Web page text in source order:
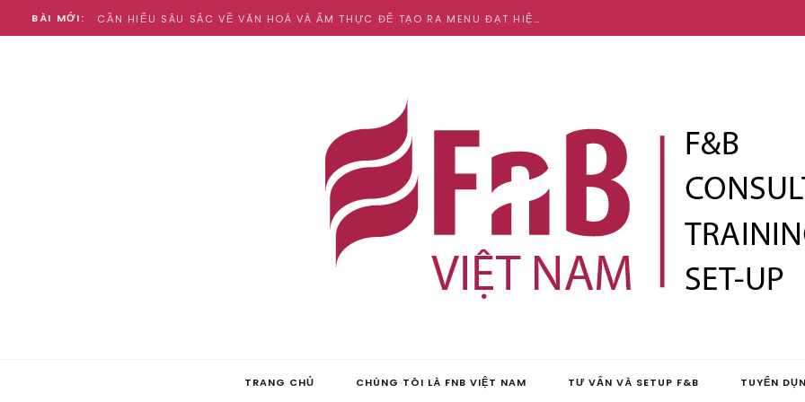
BÀI MỚI: CẦN HIỂU SÂU SẮC VỀ VĂN HOÁ VÀ ẨM THỰC ĐỂ TẠO RA MENU ĐẠT HIỆU QUẢ CAO
TRANG CHỦ CHÚNG TÔI LÀ FNB VIỆT NAM TƯ VẤN VÀ SETUP F&B TUYỂN